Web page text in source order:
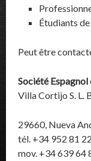
Étudiants
Peut être
Société Espagnol
Villa Cortijo S. L.
29660, Nueva
tél. +34 952 81
mov. +34 639 64